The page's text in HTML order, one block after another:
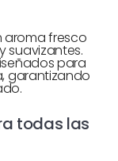
aroma fresco
suavizantes.
para
garantizando
todas las